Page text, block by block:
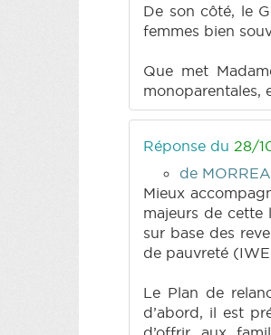
De son côté, le
femmes bien
Que met
monoparentales,
Réponse du 28/
de
Mieux
majeurs de cette
sur base des
de pauvreté
Le Plan de
d’abord, il est